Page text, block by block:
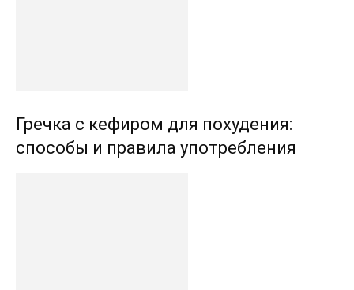
Гречка с кефиром для похудения:
способы и правила употребления